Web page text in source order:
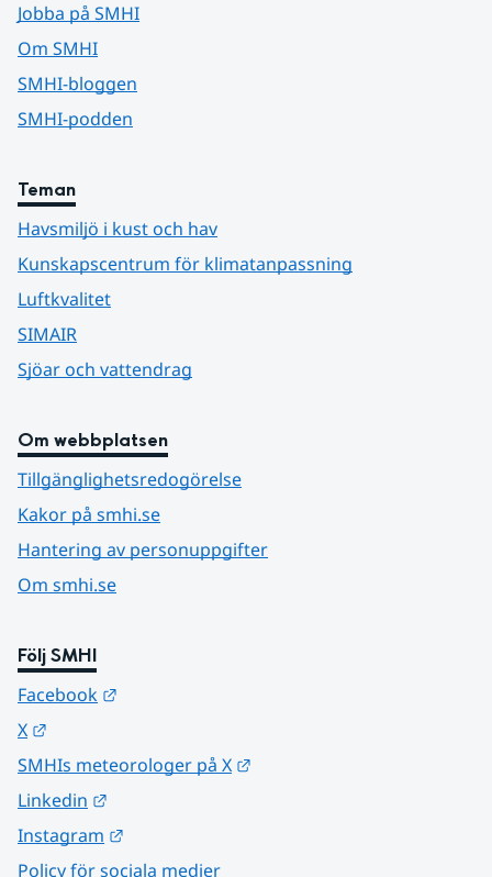
Jobba på SMHI
Om SMHI
SMHI-bloggen
SMHI-podden
Teman
Havsmiljö i kust och hav
Kunskapscentrum för klimatanpassning
Luftkvalitet
SIMAIR
Sjöar och vattendrag
Om webbplatsen
Tillgänglighetsredogörelse
Kakor på smhi.se
Hantering av personuppgifter
Om smhi.se
Följ SMHI
Facebook
X
SMHIs meteorologer på X
Linkedin
Instagram
Policy för sociala medier